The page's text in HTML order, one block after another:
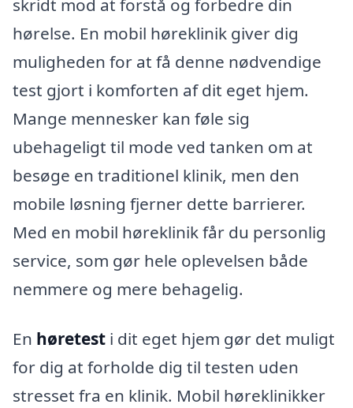
skridt mod at forstå og forbedre din
hørelse. En mobil høreklinik giver dig
muligheden for at få denne nødvendige
test gjort i komforten af dit eget hjem.
Mange mennesker kan føle sig
ubehageligt til mode ved tanken om at
besøge en traditionel klinik, men den
mobile løsning fjerner dette barrierer.
Med en mobil høreklinik får du personlig
service, som gør hele oplevelsen både
nemmere og mere behagelig.
En høretest i dit eget hjem gør det muligt
for dig at forholde dig til testen uden
stresset fra en klinik. Mobil høreklinikker